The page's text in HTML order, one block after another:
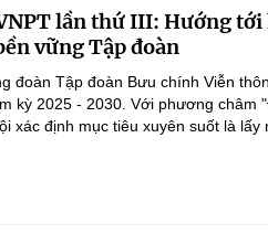
lần thứ III: Hướng
vững Tập đoàn
đoàn Tập đoàn Bưu chính Viễn
kỳ 2025 - 2030. Với phương châm
xác định mục tiêu xuyên suốt là lấy